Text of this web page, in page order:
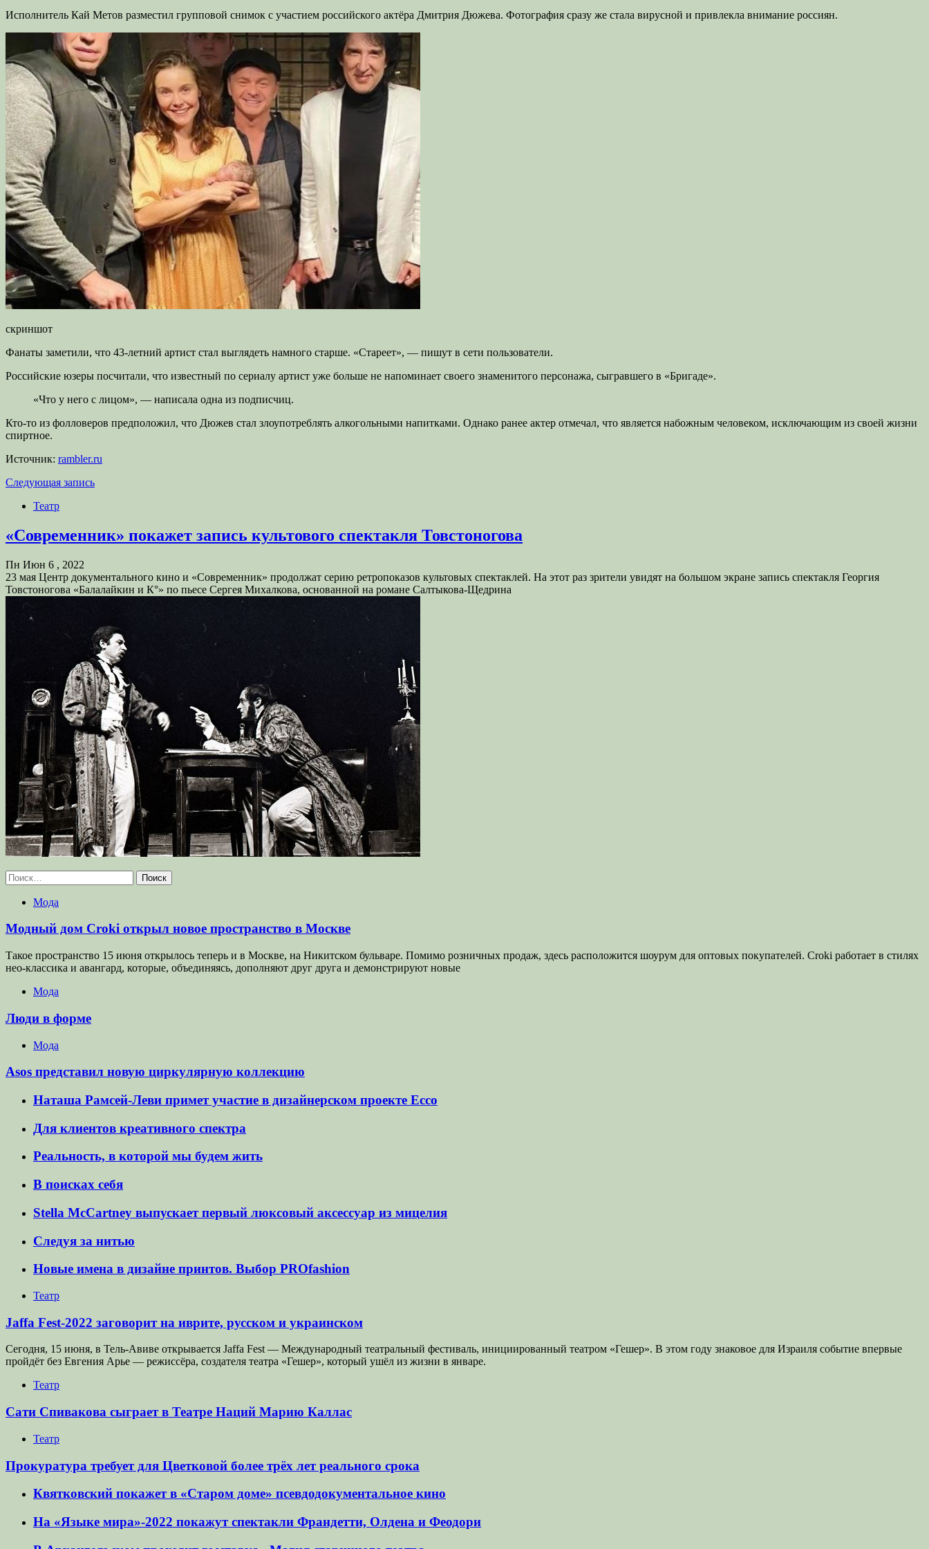
Исполнитель Кай Метов разместил групповой снимок с участием российского актёра Дмитрия Дюжева. Фотография сразу же стала вирусной и привлекла внимание россиян.
скриншот
Фанаты заметили, что 43-летний артист стал выглядеть намного старше. «Стареет», — пишут в сети пользователи.
Российские юзеры посчитали, что известный по сериалу артист уже больше не напоминает своего знаменитого персонажа, сыгравшего в «Бригаде».
«Что у него с лицом», — написала одна из подписчиц.
Кто-то из фолловеров предположил, что Дюжев стал злоупотреблять алкогольными напитками. Однако ранее актер отмечал, что является набожным человеком, исключающим из своей жизни
спиртное.
Источник: rambler.ru
Следующая запись
Театр
«Современник» покажет запись культового спектакля Товстоногова
Пн Июн 6 , 2022
23 мая Центр документального кино и «Современник» продолжат серию ретропоказов культовых спектаклей. На этот раз зрители увидят на большом экране запись спектакля Георгия
Товстоногова «Балалайкин и К°» по пьесе Сергея Михалкова, основанной на романе Салтыкова-Щедрина
Найти:
Мода
Модный дом Croki открыл новое пространство в Москве
Такое пространство 15 июня открылось теперь и в Москве, на Никитском бульваре. Помимо розничных продаж, здесь расположится шоурум для оптовых покупателей. Croki работает в стилях
нео-классика и авангард, которые, объединяясь, дополняют друг друга и демонстрируют новые
Мода
Люди в форме
Мода
Asos представил новую циркулярную коллекцию
Наташа Рамсей-Леви примет участие в дизайнерском проекте Ecco
Для клиентов креативного спектра
Реальность, в которой мы будем жить
В поисках себя
Stella McCartney выпускает первый люксовый аксессуар из мицелия
Следуя за нитью
Новые имена в дизайне принтов. Выбор PROfashion
Театр
Jaffa Fest-2022 заговорит на иврите, русском и украинском
Сегодня, 15 июня, в Тель-Авиве открывается Jaffa Fest — Международный театральный фестиваль, инициированный театром «Гешер». В этом году знаковое для Израиля событие впервые
пройдёт без Евгения Арье — режиссёра, создателя театра «Гешер», который ушёл из жизни в январе.
Театр
Сати Спивакова сыграет в Театре Наций Марию Каллас
Театр
Прокуратура требует для Цветковой более трёх лет реального срока
Квятковский покажет в «Старом доме» псевдодокументальное кино
На «Языке мира»-2022 покажут спектакли Франдетти, Олдена и Феодори